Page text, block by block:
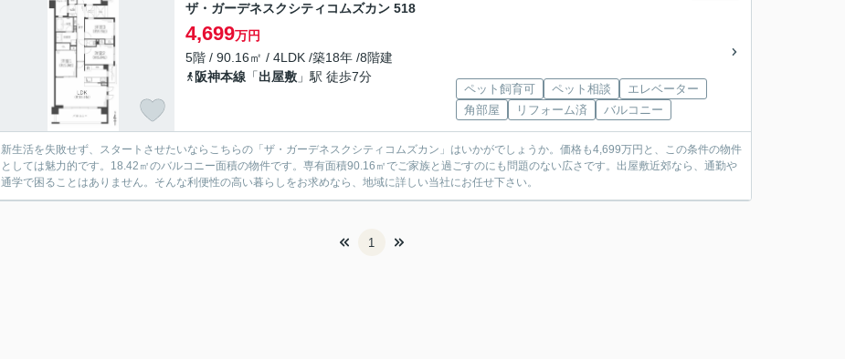
ザ・ガーデネスクシティコムズカン 518
4,699万円
5階 / 90.16㎡ / 4LDK /築18年 /8階建
阪神本線 「出屋敷 」駅 徒歩7分
ペット飼育可 ペット相談
エレベーター
角部屋
リフォーム済 バルコニー
新生活を失敗せず、スタートさせたいならこちらの「ザ・ガーデネスクシティコムズカン」はいかがでしょうか。価格も4,699万円と、この条件の物件
としては魅力的です。18.42㎡のバルコニー面積の物件です。専有面積90.16㎡でご家族と過ごすのにも問題のない広さです。出屋敷近郊なら、通勤や
通学で困ることはありません。そんな利便性の高い暮らしをお求めなら、地域に詳しい当社にお任せ下さい。
1